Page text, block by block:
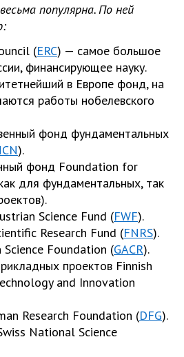
весьма популярна. По ней
(ERC) — самое большое
финансирующее науку.
в Европе фонд, на
работы нобелевского
фонд фундаментальных
).
фонд Foundation for
для фундаментальных, так
Science Fund (FWF).
Research Fund (FNRS).
Foundation (GACR).
проектов Finnish
and Innovation
Research Foundation (DFG).
National Science